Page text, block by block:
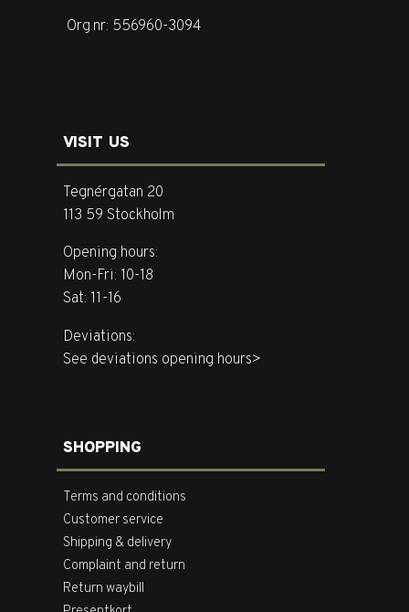
Org.nr: 556960-3094
VISIT US
Tegnérgatan 20
113 59 Stockholm
Opening hours:
Mon-Fri: 10-18
Sat: 11-16
Deviations:
See deviations opening hours>
SHOPPING
Terms and conditions
Customer service
Shipping & delivery
Complaint and return
Return waybill